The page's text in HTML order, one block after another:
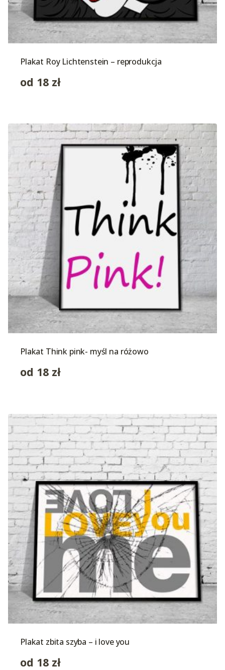
Plakat Roy Lichtenstein – reprodukcja
od 18 zł
Plakat Think pink- myśl na różowo
od 18 zł
Plakat zbita szyba – i love you
od 18 zł